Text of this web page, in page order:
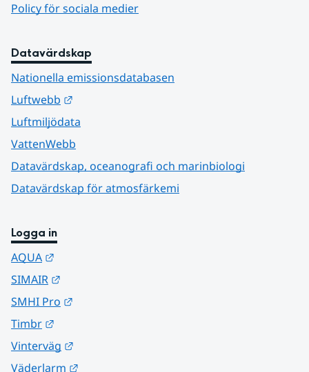
Policy för sociala medier
Datavärdskap
Nationella emissionsdatabasen
Luftwebb
Luftmiljödata
VattenWebb
Datavärdskap, oceanografi och marinbiologi
Datavärdskap för atmosfärkemi
Logga in
AQUA
SIMAIR
SMHI Pro
Timbr
Vinterväg
Väderlarm